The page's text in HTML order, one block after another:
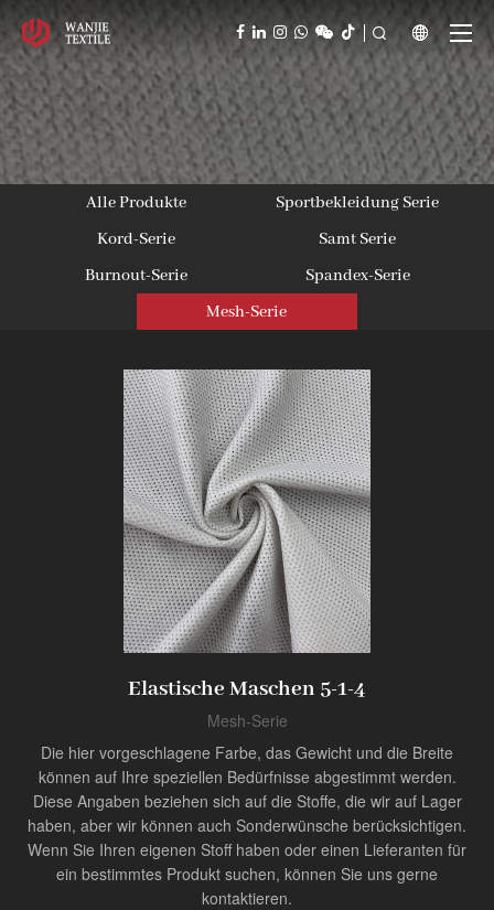
  
Innovator der Industrie
Alle Produkte
Sportbekleidung Serie
Kord-Serie
Samt Serie
Burnout-Serie
Spandex-Serie
Mesh-Serie
Elastische Maschen 5-1-4
Mesh-Serie
Die hier vorgeschlagene Farbe, das Gewicht und die Breite
können auf Ihre speziellen Bedürfnisse abgestimmt werden.
Diese Angaben beziehen sich auf die Stoffe, die wir auf Lager
haben, aber wir können auch Sonderwünsche berücksichtigen.
Wenn Sie Ihren eigenen Stoff haben oder einen Lieferanten für
ein bestimmtes Produkt suchen, können Sie uns gerne
kontaktieren.